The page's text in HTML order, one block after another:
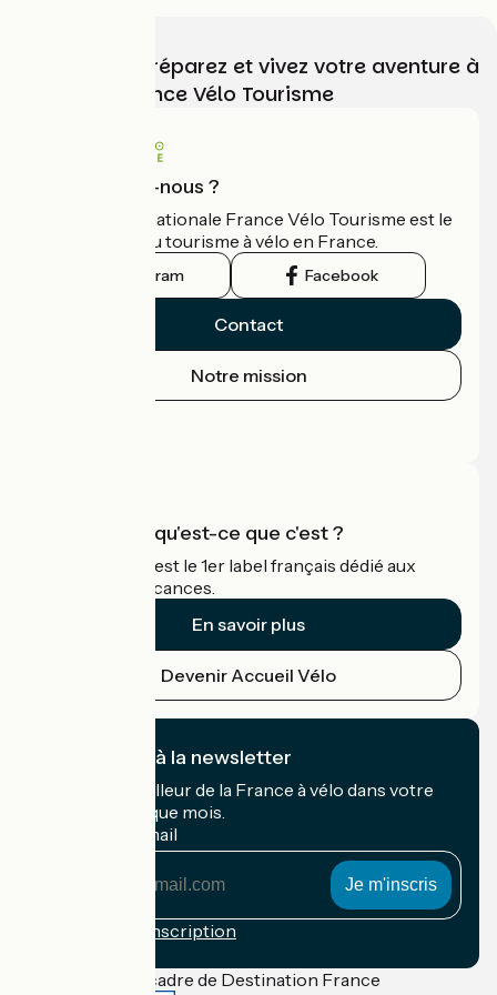
Choisissez, préparez et vivez votre aventure à
vélo avec France Vélo Tourisme
Qui sommes-nous ?
L'association nationale France Vélo Tourisme est le
guide officiel du tourisme à vélo en France.
Instagram Facebook
Contact
Notre mission
Accueil Vélo qu'est-ce que c'est ?
Accueil Vélo c'est le 1er label français dédié aux
cyclistes en vacances.
En savoir plus
Devenir Accueil Vélo
Je m'abonne à la newsletter
Recevez le meilleur de la France à vélo dans votre
boîte mail chaque mois.
Mon adresse mail
Conditions d'inscription
Financé dans le cadre de Destination France